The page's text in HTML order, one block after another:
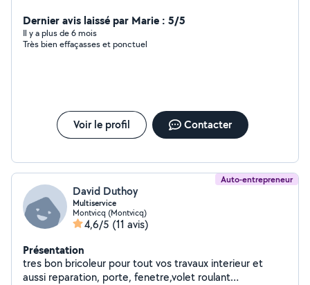
secteurs d'activité confondus (pose de carrelage et
parquet flottant, placo, isolation, petite et moyenne
maçonnerie, électricité, plomberie, papier peint,
Dernier avis laissé par Marie : 5/5
Il y a plus de 6 mois
Très bien effaçasses et ponctuel
Voir le profil Contacter
Auto-entrepreneur
David Duthoy
Multiservice
Montvicq (Montvicq)
4,6/5 (11 avis)
Présentation
tres bon bricoleur pour tout vos travaux interieur et
aussi reparation, porte, fenetre,volet roulant